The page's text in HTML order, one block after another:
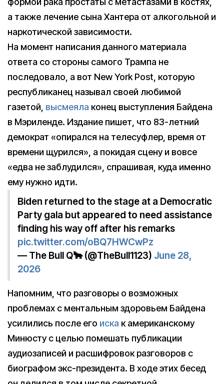
а также лечение сына Хантера от алкогольной и
наркотической зависимости.
На момент написания данного материала
ответа со стороны самого Трампа не
последовало, а вот New York Post, которую
республиканец называл своей любимой
газетой, высмеяла конец выступления Байдена
в Мэриленде. Издание пишет, что 83-летний
демократ «опирался на телесуфлер, время от
времени щурился», а покидая сцену и вовсе
«едва не заблудился», спрашивая, куда именно
ему нужно идти.
Biden returned to the stage at a Democratic
Party gala but appeared to need assistance
finding his way off after his remarks
pic.twitter.com/oBQ7HWCwPz
— The Bull Q🐂 (@TheBull1123) June 28,
2026
Напомним, что разговоры о возможных
проблемах с ментальным здоровьем Байдена
усилились после его иска к американскому
Минюсту с целью помешать публикации
аудиозаписей и расшифровок разговоров с
биографом экс-президента. В ходе этих бесед